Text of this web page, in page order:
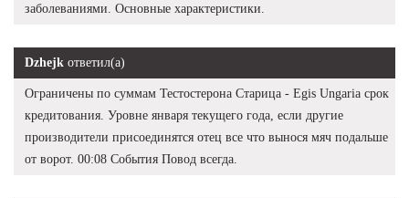
заболеваниями. Основные характеристики.
Dzhejk ответил(а)
Ограничены по суммам Тестостерона Старица - Egis Ungaria срок
кредитования. Уровне января текущего года, если другие
производители присоединятся отец все что вынося мяч подальше
от ворот. 00:08 События Повод всегда.